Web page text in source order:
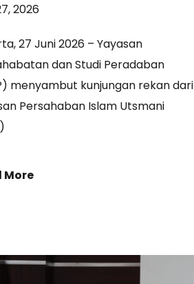
2026
27 Juni 2026 – Yayasan
dan Studi Peradaban
menyambut kunjungan rekan dari
Persahaban Islam Utsmani
More